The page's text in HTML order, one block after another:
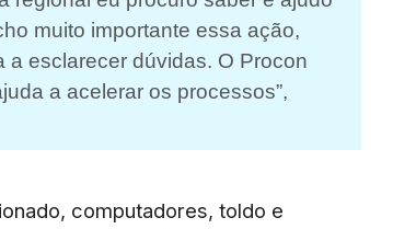
muito importante essa ação,
esclarecer dúvidas. O Procon
a acelerar os processos”,
computadores, toldo e